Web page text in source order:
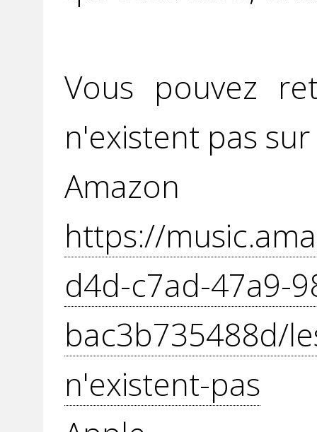
Vous pouvez
n'existent pas sur
https://
d4d-c7ad-47a9-
bac3b735488d/
n'existent-pas